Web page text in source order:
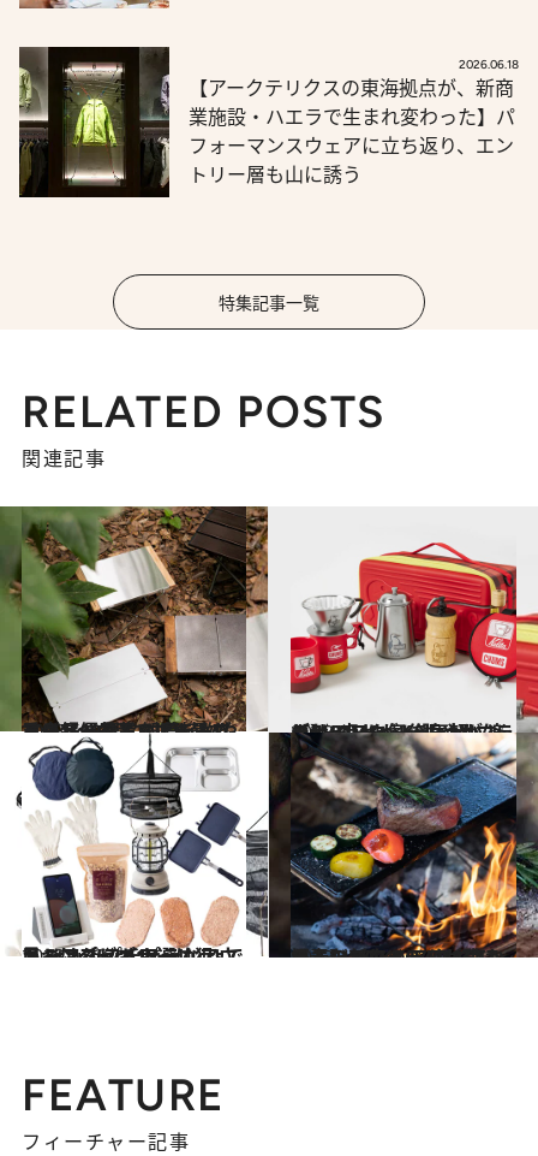
2026.06.18
【アークテリクスの東海拠点が、新商
業施設・ハエラで生まれ変わった】パ
フォーマンスウェアに立ち返り、エン
トリー層も山に誘う
特集記事一覧
RELATED POSTS
関連記事
2023.5.14
アウトドア系ミニテーブルが超優秀！ 観葉植物やコーヒーを置いてもよし 重さ1kg未満で折り畳める良品10選
ライフスタイル 2023.5.7
【CHUMSがKalitaとコラボ】 コーヒーを気軽に楽しむ6点セット 賑やかなデザインに気分も上がる！
ライフスタイル
2023.4.26
キャンプビギナーは狙い目 Standard Productsで見つける プチプラなアウトドアグッズ13選
ライフスタイル 2023.4.17
【春のアウトドアにはこれ！】 TOKYO CRAFTからこだわりの スタイリッシュな新アイテムが登場！
ライフスタイル
FEATURE
フィーチャー記事